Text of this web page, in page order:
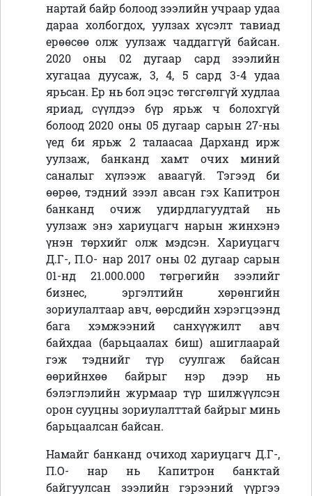
нартай байр болоод зээлийн учраар удаа
дараа холбогдох, уулзах хүсэлт тавиад
ерөөсөө олж уулзаж чаддаггүй байсан.
2020 оны 02 дугаар сард зээлийн
хугацаа дуусаж, 3, 4, 5 сард 3-4 удаа
ярьсан. Ер нь бол эцэс төгсгөлгүй худлаа
яриад, сүүлдээ бүр ярьж ч болохгүй
болоод 2020 оны 05 дугаар сарын 27-ны
үед би ярьж 2 талаасаа Дарханд ирж
уулзаж, банканд хамт очих миний
саналыг хүлээж аваагүй. Тэгээд би
өөрөө, тэдний зээл авсан гэх Капитрон
банканд очиж удирдлагуудтай нь
уулзаж энэ хариуцагч нарын жинхэнэ
үнэн төрхийг олж мэдсэн. Хариуцагч
Д.Г-, П.О- нар 2017 оны 02 дугаар сарын
01-нд 21.000.000 төгрөгийн зээлийг
бизнес, эргэлтийн хөрөнгийн
зориулалтаар авч, өөрсдийн хэрэгцээнд
бага хэмжээний санхүүжилт авч
байхдаа (барьцаалах биш) ашиглаарай
гэж тэднийг түр суулгаж байсан
өөрийнхөө байрыг нэр дээр нь
бэлэглэлийн журмаар түр шилжүүлсэн
орон сууцны зориулалттай байрыг минь
барьцаалсан байсан.
Намайг банканд очиход хариуцагч Д.Г-,
П.О- нар нь Капитрон банктай
байгуулсан зээлийн гэрээний үүргээ